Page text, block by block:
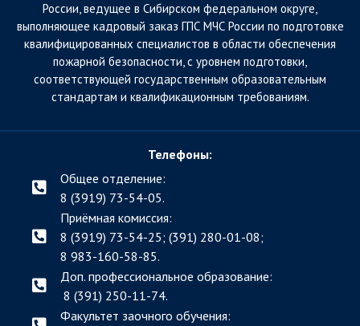
России, ведущее в Сибирском федеральном округе,
выполняющее кадровый заказ ГПС МЧС России по подготовке
квалифицированных специалистов в области обеспечения
пожарной безопасности, с уровнем подготовки,
соответствующей государственным образовательным
стандартам и квалификационным требованиям.
Телефоны:
Общее отделение:
8 (3919) 73-54-05.
Приёмная комиссия:
8 (3919) 73-54-25; (391) 280-01-08;
8 983-160-58-85.
Доп. профессиональное образование:
8 (391) 250-11-74.
Факультет заочного обучения: